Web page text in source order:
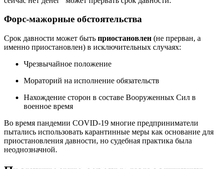
Форс-мажорные обстоятельства
Срок давности может быть приостановлен (не прерван, а
именно приостановлен) в исключительных случаях:
Чрезвычайное положение
Мораторий на исполнение обязательств
Нахождение сторон в составе Вооруженных Сил в
военное время
Во время пандемии COVID-19 многие предприниматели
пытались использовать карантинные меры как основание для
приостановления давности, но судебная практика была
неоднозначной.